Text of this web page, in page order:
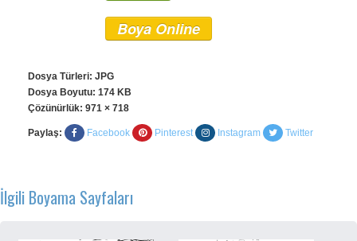
Boya Online
Dosya Türleri: JPG
Dosya Boyutu: 174 KB
Çözünürlük: 971 × 718
Paylaş: Facebook Pinterest Instagram Twitter
İlgili Boyama Sayfaları